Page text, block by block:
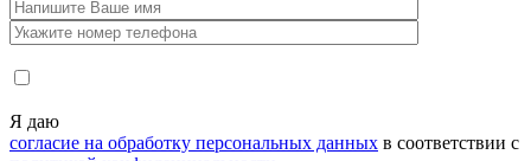
Я даю
согласие на обработку персональных данных в соответствии с